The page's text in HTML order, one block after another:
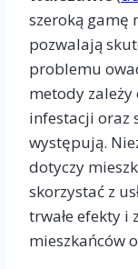
szeroką gamę
pozwalają
problemu
metody
infestacji oraz
występują.
dotyczy
skorzystać z
trwałe efekty i
mieszkańców